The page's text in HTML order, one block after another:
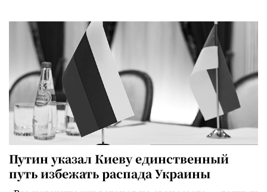
Путин указал Киеву единственный
путь избежать распада Украины